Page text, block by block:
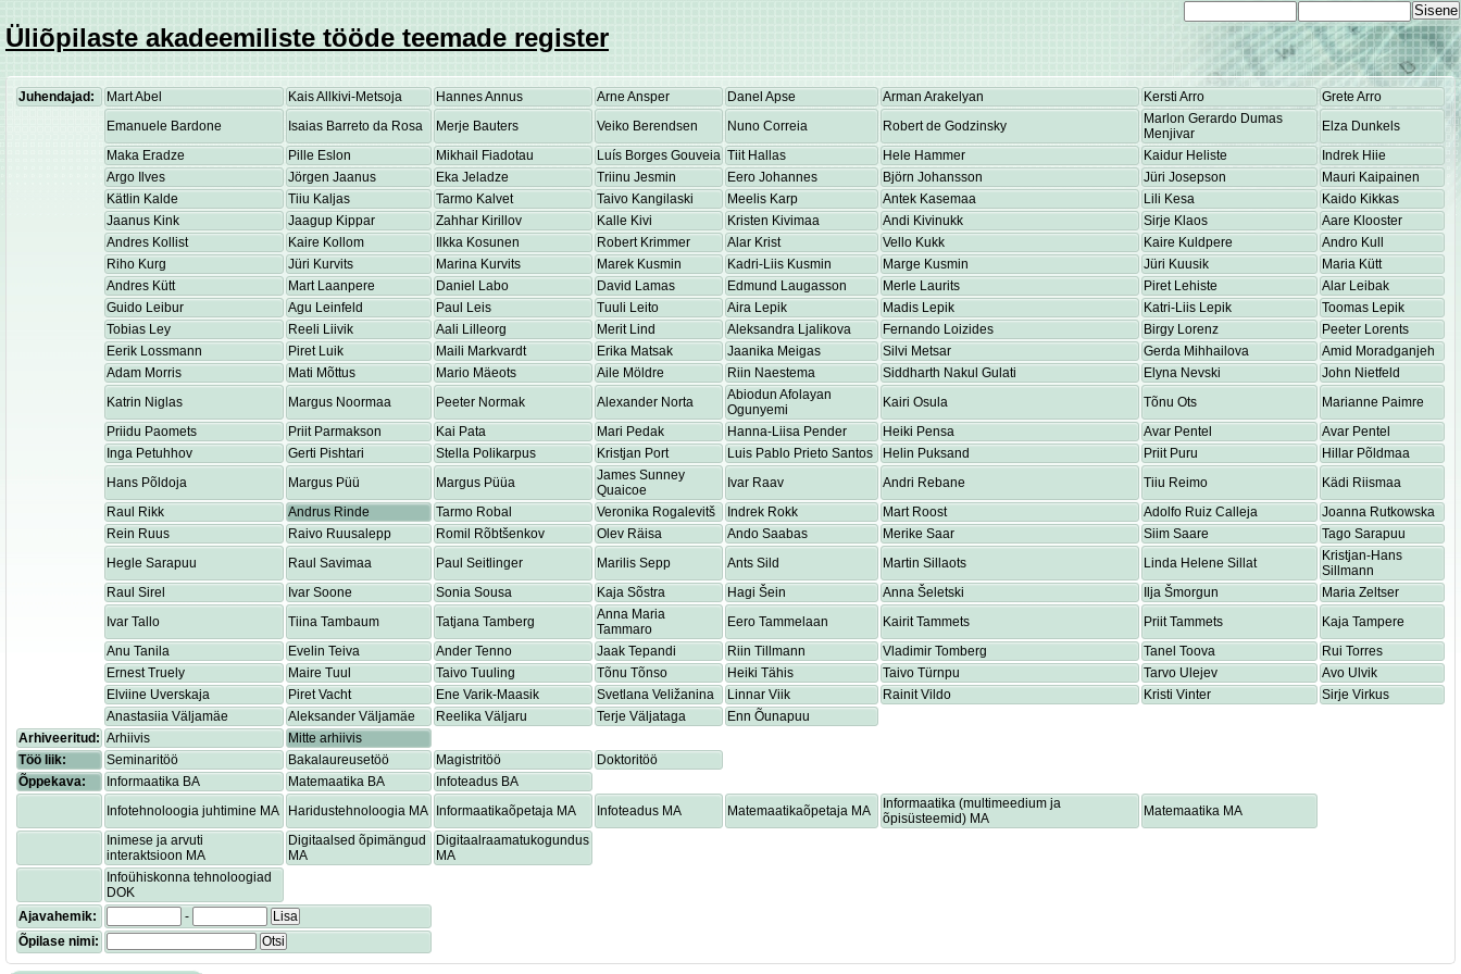
Üliõpilaste akadeemiliste tööde teemade register
Juhendajad: Mart Abel Kais Allkivi-Metsoja Hannes Annus Arne Ansper Danel Apse Arman Arakelyan Kersti Arro
Grete Arro
Emanuele Bardone
Isaias Barreto da Rosa Merje Bauters Veiko Berendsen Nuno Correia Robert de Godzinsky
Marlon Gerardo Dumas
Menjivar
Elza Dunkels
Maka Eradze
Pille Eslon Mikhail Fiadotau Luís Borges Gouveia Tiit Hallas Hele Hammer Kaidur Heliste
Indrek Hiie
Argo Ilves
Jörgen Jaanus Eka Jeladze Triinu Jesmin Eero Johannes Björn Johansson Jüri Josepson
Mauri Kaipainen
Kätlin Kalde
Tiiu Kaljas Tarmo Kalvet Taivo Kangilaski Meelis Karp Antek Kasemaa Lili Kesa
Kaido Kikkas
Jaanus Kink
Jaagup Kippar Zahhar Kirillov Kalle Kivi Kristen Kivimaa Andi Kivinukk Sirje Klaos
Aare Klooster
Andres Kollist
Kaire Kollom Ilkka Kosunen Robert Krimmer Alar Krist Vello Kukk Kaire Kuldpere
Andro Kull
Riho Kurg
Jüri Kurvits Marina Kurvits Marek Kusmin Kadri-Liis Kusmin Marge Kusmin Jüri Kuusik
Maria Kütt
Andres Kütt
Mart Laanpere Daniel Labo David Lamas Edmund Laugasson Merle Laurits Piret Lehiste
Alar Leibak
Guido Leibur
Agu Leinfeld Paul Leis Tuuli Leito Aira Lepik Madis Lepik Katri-Liis Lepik
Toomas Lepik
Tobias Ley
Reeli Liivik Aali Lilleorg Merit Lind Aleksandra Ljalikova Fernando Loizides Birgy Lorenz
Peeter Lorents
Eerik Lossmann
Piret Luik Maili Markvardt Erika Matsak Jaanika Meigas Silvi Metsar Gerda Mihhailova
Amid Moradganjeh
Adam Morris
Mati Mõttus Mario Mäeots Aile Möldre Riin Naestema Siddharth Nakul Gulati Elyna Nevski
John Nietfeld
Katrin Niglas
Margus Noormaa Peeter Normak Alexander Norta
Abiodun Afolayan
Ogunyemi
Kairi Osula Tõnu Ots
Marianne Paimre
Priidu Paomets
Priit Parmakson Kai Pata Mari Pedak Hanna-Liisa Pender Heiki Pensa Avar Pentel
Avar Pentel
Inga Petuhhov
Gerti Pishtari Stella Polikarpus Kristjan Port Luis Pablo Prieto Santos Helin Puksand Priit Puru
Hillar Põldmaa
Hans Põldoja
Margus Püü Margus Püüa
James Sunney
Quaicoe
Ivar Raav Andri Rebane Tiiu Reimo
Kädi Riismaa
Raul Rikk
Andrus Rinde Tarmo Robal Veronika Rogalevitš Indrek Rokk Mart Roost Adolfo Ruiz Calleja
Joanna Rutkowska
Rein Ruus
Raivo Ruusalepp Romil Rõbtšenkov Olev Räisa Ando Saabas Merike Saar Siim Saare
Tago Sarapuu
Hegle Sarapuu
Raul Savimaa Paul Seitlinger Marilis Sepp Ants Sild Martin Sillaots Linda Helene Sillat
Kristjan-Hans
Sillmann
Raul Sirel
Ivar Soone Sonia Sousa Kaja Sõstra Hagi Šein Anna Šeletski Ilja Šmorgun
Maria Zeltser
Ivar Tallo
Tiina Tambaum Tatjana Tamberg
Anna Maria
Tammaro
Eero Tammelaan Kairit Tammets Priit Tammets
Kaja Tampere
Anu Tanila
Evelin Teiva Ander Tenno Jaak Tepandi Riin Tillmann Vladimir Tomberg Tanel Toova
Rui Torres
Ernest Truely
Maire Tuul Taivo Tuuling Tõnu Tõnso Heiki Tähis Taivo Türnpu Tarvo Ulejev
Avo Ulvik
Elviine Uverskaja
Piret Vacht Ene Varik-Maasik Svetlana Veližanina Linnar Viik Rainit Vildo Kristi Vinter
Sirje Virkus
Anastasiia Väljamäe
Aleksander Väljamäe Reelika Väljaru Terje Väljataga
Enn Õunapuu
Arhiveeritud: Arhiivis
Mitte arhiivis
Töö liik:
Seminaritöö Bakalaureusetöö Magistritöö
Doktoritöö
Õppekava:
Informaatika BA Matemaatika BA
Infoteadus BA
Infotehnoloogia juhtimine MA
Haridustehnoloogia MA Informaatikaõpetaja MA Infoteadus MA Matemaatikaõpetaja MA
Informaatika (multimeedium ja
õpisüsteemid) MA
Matemaatika MA
Inimese ja arvuti
interaktsioon MA
Digitaalsed õpimängud
MA
Digitaalraamatukogundus
MA
Infoühiskonna tehnoloogiad
DOK
Ajavahemik:
-
Lisa
Õpilase nimi:
Otsi